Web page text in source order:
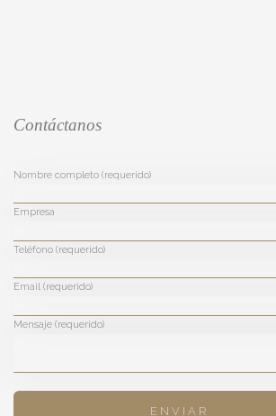
Contáctanos
Nombre completo (requerido)
Empresa
Teléfono (requerido)
Email (requerido)
Mensaje (requerido)